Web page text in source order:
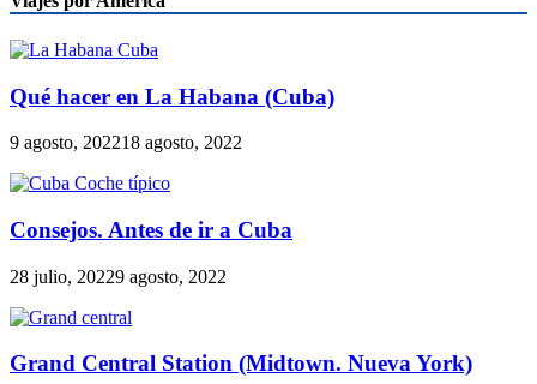
Qué hacer en La Habana (Cuba)
9 agosto, 202218 agosto, 2022
Consejos. Antes de ir a Cuba
28 julio, 20229 agosto, 2022
Grand Central Station (Midtown. Nueva York)